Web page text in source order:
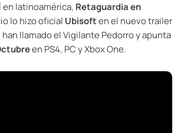
en latinoamérica, Retaguardia en
lo hizo oficial Ubisoften el nuevo trailer
llamado el Vigilante Pedorro y apunta
en PS4, PC y Xbox One.